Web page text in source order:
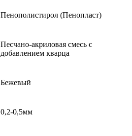
Пенополистирол (Пенопласт)
Песчано-акриловая смесь с
добавлением кварца
Бежевый
0,2-0,5мм